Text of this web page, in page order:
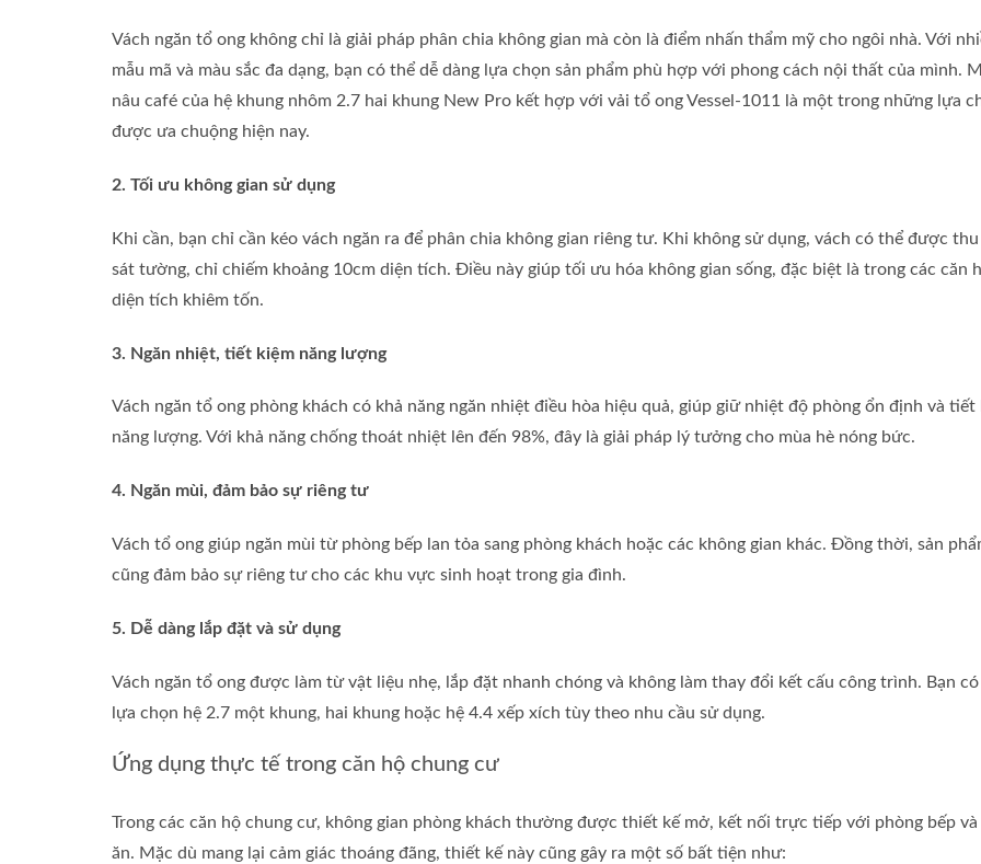
Vách ngăn tổ ong không chỉ là giải pháp phân chia không gian mà còn là điểm nhấn thẩm mỹ cho ngôi nhà. Với
mẫu mã và màu sắc đa dạng, bạn có thể dễ dàng lựa chọn sản phẩm phù hợp với phong cách nội thất của mình.
nâu café của hệ khung nhôm 2.7 hai khung New Pro kết hợp với vải tổ ong Vessel-1011 là một trong những lựa
được ưa chuộng hiện nay.
2. Tối ưu không gian sử dụng
Khi cần, bạn chỉ cần kéo vách ngăn ra để phân chia không gian riêng tư. Khi không sử dụng, vách có thể được thu
sát tường, chỉ chiếm khoảng 10cm diện tích. Điều này giúp tối ưu hóa không gian sống, đặc biệt là trong các căn
diện tích khiêm tốn.
3. Ngăn nhiệt, tiết kiệm năng lượng
Vách ngăn tổ ong phòng khách có khả năng ngăn nhiệt điều hòa hiệu quả, giúp giữ nhiệt độ phòng ổn định và tiết
năng lượng. Với khả năng chống thoát nhiệt lên đến 98%, đây là giải pháp lý tưởng cho mùa hè nóng bức.
4. Ngăn mùi, đảm bảo sự riêng tư
Vách tổ ong giúp ngăn mùi từ phòng bếp lan tỏa sang phòng khách hoặc các không gian khác. Đồng thời, sản
cũng đảm bảo sự riêng tư cho các khu vực sinh hoạt trong gia đình.
5. Dễ dàng lắp đặt và sử dụng
Vách ngăn tổ ong được làm từ vật liệu nhẹ, lắp đặt nhanh chóng và không làm thay đổi kết cấu công trình. Bạn
lựa chọn hệ 2.7 một khung, hai khung hoặc hệ 4.4 xếp xích tùy theo nhu cầu sử dụng.
Ứng dụng thực tế trong căn hộ chung cư
Trong các căn hộ chung cư, không gian phòng khách thường được thiết kế mở, kết nối trực tiếp với phòng bếp và
ăn. Mặc dù mang lại cảm giác thoáng đãng, thiết kế này cũng gây ra một số bất tiện như: